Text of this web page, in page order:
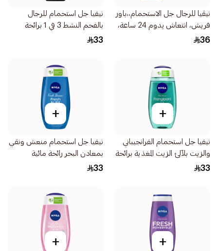
نيڤيا للرجال جل الاستحمام،،باور
فريش، انتعاش يدوم 24 ساعة،
برائحة الفواكه الحمضية، 500مل
36
نيفيا جل استحمام للرجال
بالفحم النشط 3 في 1 برائحة
خشبية 250مل
33
+
نيفيا جل استحمام الفرانجيباني
والزيت بلآلئ الزيت المغذية برائحة
الفرانجيباني 250مل
33
+
نيفيا جل استحمام منعش ونقي
بمعادن البحر رائحة مائية
250مل
33
+
+